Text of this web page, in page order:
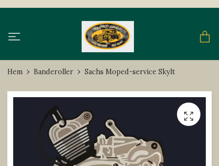
Hem Banderoller Sachs Moped-service Skylt